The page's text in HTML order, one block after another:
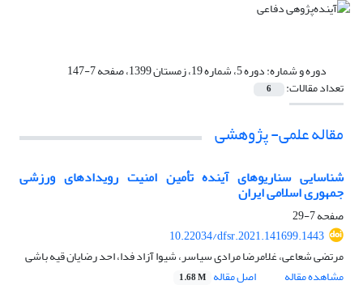
دوره و شماره:دوره 5، شماره 19، زمستان 1399، صفحه 7-147
تعداد مقالات: 6
مقاله علمی- پژوهشی
شناسایی سناریوهای آینده تأمین امنیت رویدادهای ورزشی
جمهوری اسلامی ایران
صفحه7-29
10.22034/dfsr.2021.141699.1443
مرتضی شعاعی، غلامرضا مرادی سیاسر، شیوا آزاد فدا، احد رضایان قیه باشی
مشاهده مقاله
اصل مقاله 1.68 M